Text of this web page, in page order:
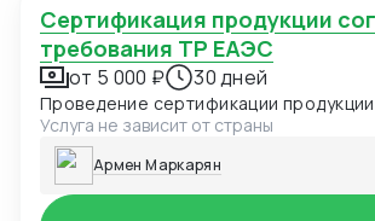
Сертификация продукции согласно
требования ТР ЕАЭС
от 5 000 ₽ 30 дней
Проведение сертификации продукции
Услуга не зависит от страны
Армен Маркарян